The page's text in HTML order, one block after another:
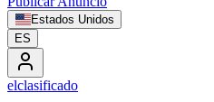
Estados Unidos
ES
elclasificado